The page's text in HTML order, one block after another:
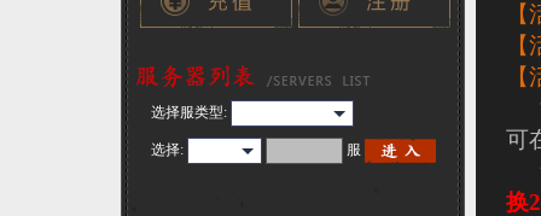
选择服类型:
选择: 服
可
换